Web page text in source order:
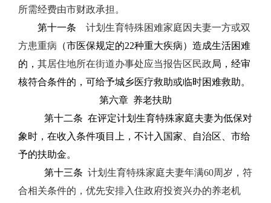
所需经费由市财政承担。
第十一条 计划生育特殊困难家庭因夫妻一方或双
方患重病 （市医保规定的22种重大疾病）造成生活困难
的， 其居住地所在街道办事处应当报告区民政局，经审
核符合条件的，可给予城乡医疗救助或临时困难救助。
第六章 养老扶助
第十二条 在评定计划生育特殊家庭夫妻为低保对
象时，在收入条件项目上，不计入国家、自治区、市给
予的扶助金。
第十三条 计划生育特殊家庭夫妻年满60周岁，符
合相关条件的，优先安排入住政府投资兴办的养老机